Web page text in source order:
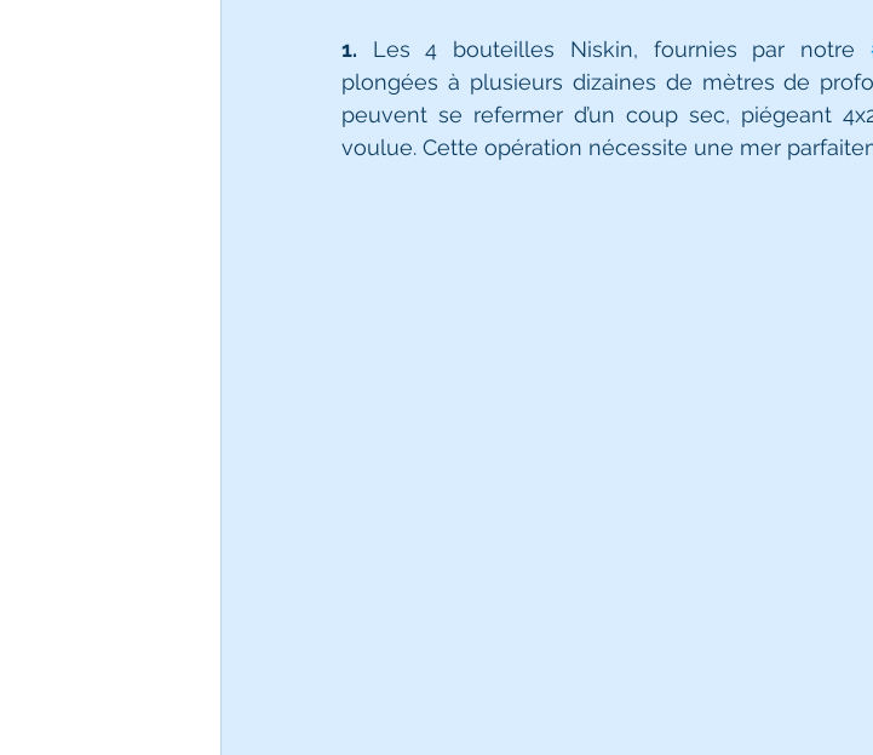
1. Les 4 bouteilles Niskin, fournies par notre
plongées à plusieurs dizaines de mètres de
peuvent se refermer d’un coup sec, piégeant
voulue. Cette opération nécessite une mer